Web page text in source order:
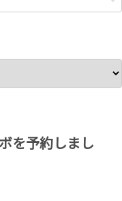
を予約しまし